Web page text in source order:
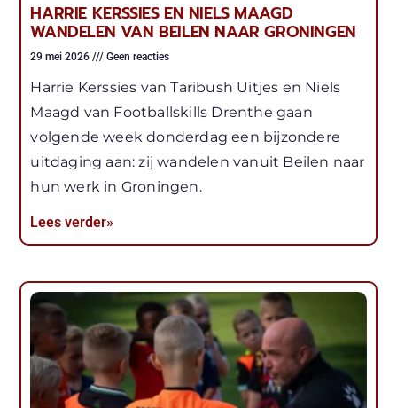
HARRIE KERSSIES EN NIELS MAAGD
WANDELEN VAN BEILEN NAAR GRONINGEN
29 mei 2026 Geen reacties
Harrie Kerssies van Taribush Uitjes en Niels
Maagd van Footballskills Drenthe gaan
volgende week donderdag een bijzondere
uitdaging aan: zij wandelen vanuit Beilen naar
hun werk in Groningen.
Lees verder»